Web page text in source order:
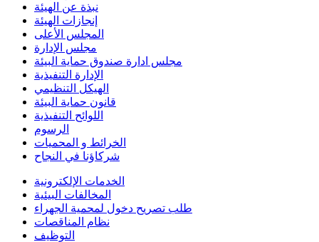
نبذة عن الهيئة
إنجازات الهيئة
المجلس الأعلى
مجلس الإدارة
مجلس ادارة صندوق حماية البيئة
الإدارة التنفيذية
الهيكل التنظيمي
قانون حماية البيئة
اللوائح التنفيذية
الرسوم
الخرائط و المحميات
شركاؤنا في النجاح
الخدمات الإلكترونية
المخالفات البيئية
طلب تصريح دخول لمحمية الجهراء
نظام المناقصات
التوظيف